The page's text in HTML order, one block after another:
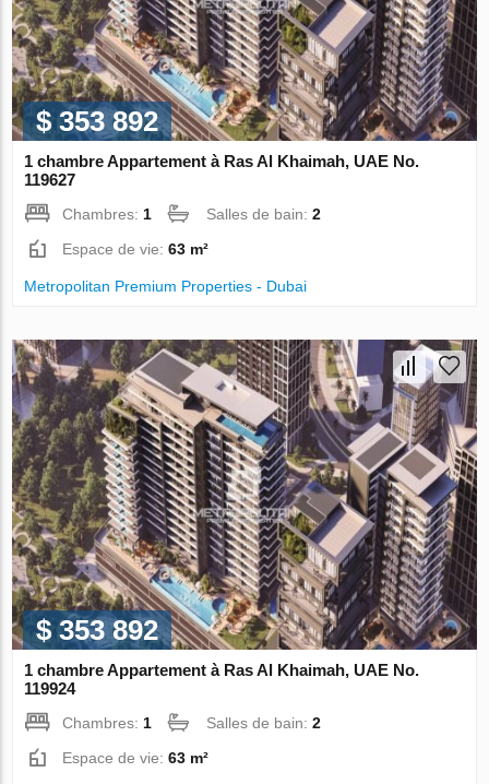
$ 353 892
1 chambre Appartement à Ras Al Khaimah, UAE No.
119627
Chambres: 1 Salles de bain:2
Espace de vie:63 m²
Metropolitan Premium Properties - Dubai
$ 353 892
1 chambre Appartement à Ras Al Khaimah, UAE No.
119924
Chambres: 1 Salles de bain:2
Espace de vie:63 m²